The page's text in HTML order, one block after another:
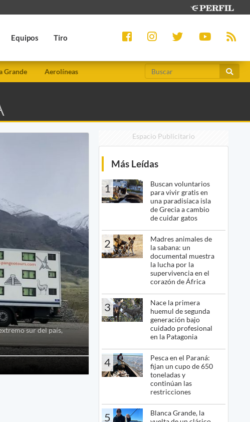
Equipos Tiro
Grande Aerolíneas
sur del país,
Espacio Publicitario
Más Leídas
1
Buscan voluntarios
para vivir gratis en
una paradisíaca isla
de Grecia a cambio
de cuidar gatos
2
Madres animales de
la sabana: un
documental muestra
la lucha por la
supervivencia en el
corazón de África
3
Nace la primera
huemul de segunda
generación bajo
cuidado profesional
en la Patagonia
4
Pesca en el Paraná:
fijan un cupo de 650
toneladas y
continúan las
restricciones
5
Blanca Grande, la